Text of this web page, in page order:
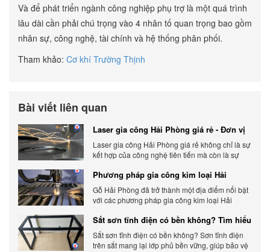
Và để phát triển ngành công nghiệp phụ trợ là một quá trình
lâu dài cần phải chú trọng vào 4 nhân tố quan trọng bao gồm
nhân sự, công nghệ, tài chính và hệ thống phân phối.
Tham khảo: Cơ khí Trường Thịnh
Bài viết liên quan
Laser gia công Hải Phòng giá rẻ - Đơn vị
gia công báo giá chính xác
Laser gia công Hải Phòng giá rẻ không chỉ là sự
kết hợp của công nghệ tiên tiến mà còn là sự
khách hàng. Xem ngay nhé.
Phương pháp gia công kim loại Hải
Phòng phổ biến hiện nay
Gỗ Hải Phòng đã trở thành một địa điểm nổi bật
với các phương pháp gia công kim loại Hải
Sắt sơn tĩnh điện có bền không? Tìm hiểu
chi tiết
Sắt sơn tĩnh điện có bền không? Sơn tĩnh điện
trên sắt mang lại lớp phủ bền vững, giúp bảo vệ